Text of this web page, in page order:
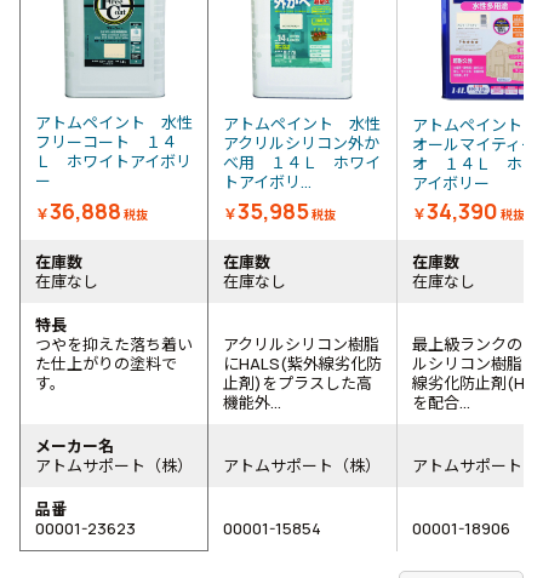
アトムペイント 水性
フリーコート １４
Ｌ ホワイトアイボリ
ー
￥36,888 税抜
アトムペイント 水性
アクリルシリコン外か
べ用 １４Ｌ ホワイ
トアイボリ...
￥35,985税抜
アトムペイント
オールマイティー
オ １４Ｌ ホワ
アイボリー
￥34,390 税抜
在庫数
在庫なし
在庫数
在庫なし
在庫数
在庫なし
特長
つやを抑えた落ち着い
た仕上がりの塗料で
す。
アクリルシリコン樹脂
にHALS(紫外線劣化防
止剤)をプラスした高
機能外...
最上級ランクのア
ルシリコン樹脂に
線劣化防止剤
を配合...
メーカー名
アトムサポート（株）
アトムサポート（株）
アトムサポート（
品番
00001-23623
00001-15854 00001-18906